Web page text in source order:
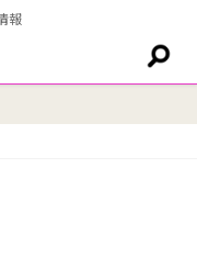
報